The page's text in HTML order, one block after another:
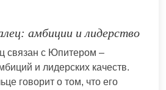
амбиции и лидерство
связан с Юпитером –
и лидерских качеств.
говорит о том, что его